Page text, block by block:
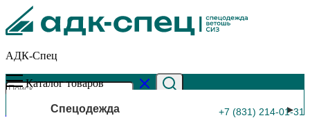
АДК-Спец
+7 (831) 214-01-31
Каталог товаров
Спецодежда